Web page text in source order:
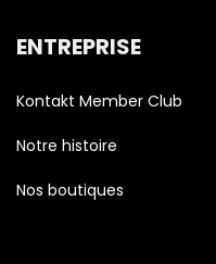
ENTREPRISE
Kontakt Member Club
Notre histoire
Nos boutiques